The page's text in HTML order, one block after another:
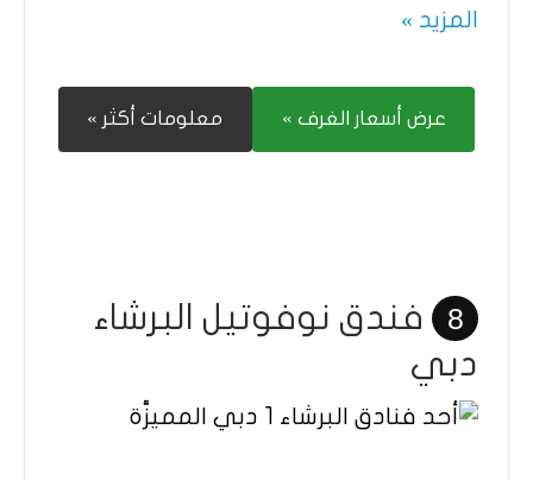
المزيد »
عرض أسعار الغرف » معلومات أكثر »
8
فندق نوفوتيل البرشاء
دبي